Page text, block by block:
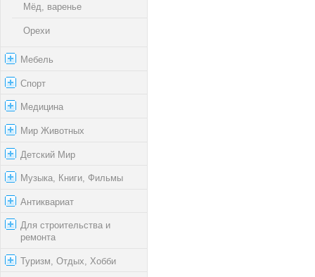
Мёд, варенье
Орехи
Мебель
Спорт
Медицина
Мир Животных
Детский Мир
Музыка, Книги, Фильмы
Антиквариат
Для строительства и
ремонта
Туризм, Отдых, Хобби